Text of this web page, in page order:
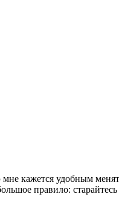
кажется удобным
правило: